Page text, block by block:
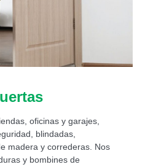
oficinas y garajes,
blindadas,
madera y correderas. Nos
y bombines de